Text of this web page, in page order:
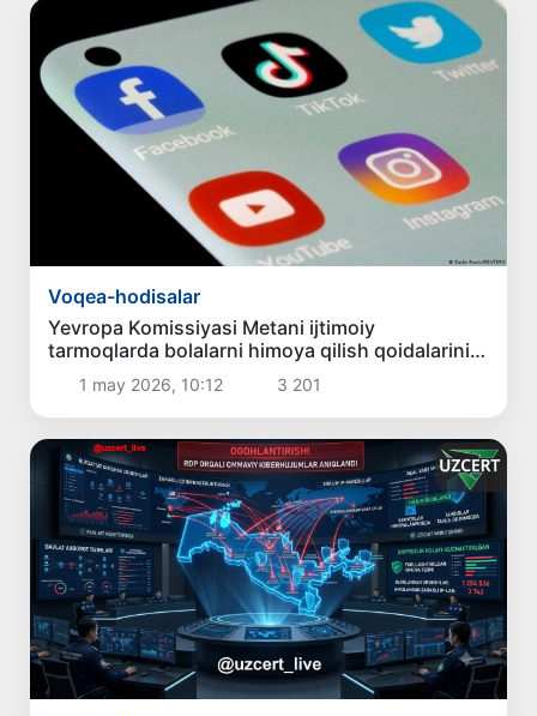
Voqea-hodisalar
Yevropa Komissiyasi Metani ijtimoiy
tarmoqlarda bolalarni himoya qilish qoidalarini
buzganlikda aybladi
1 may 2026, 10:12 3 201